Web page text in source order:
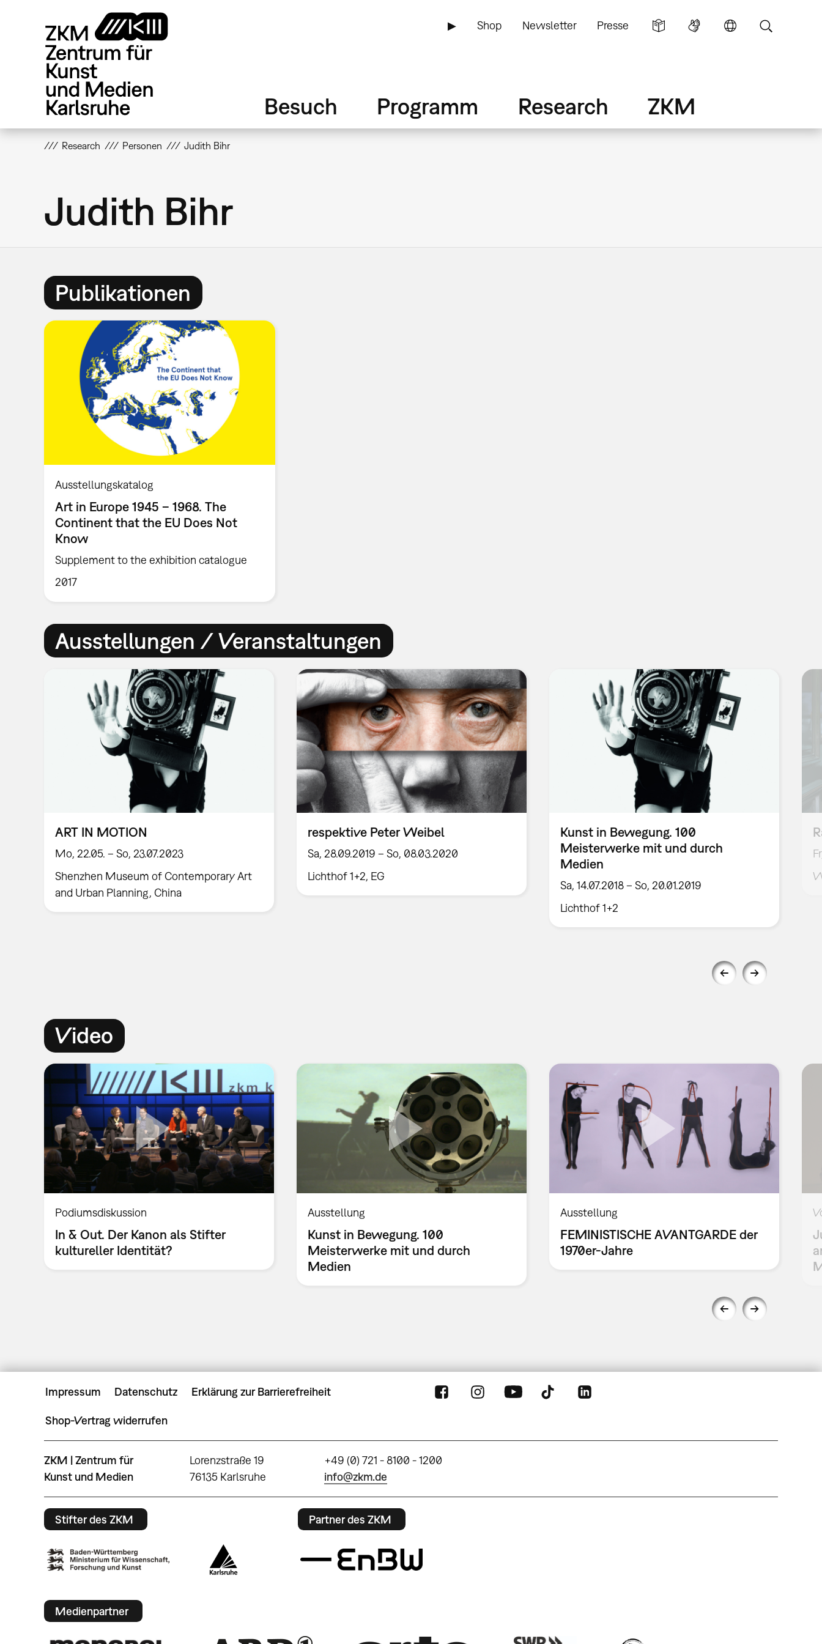
▶ Shop Newsletter Presse
Besuch Programm Research ZKM
Research Personen Judith Bihr
Judith Bihr
Publikationen
Ausstellungskatalog
Art in Europe 1945 – 1968. The
Continent that the EU Does Not
Know
Supplement to the exhibition catalogue
2017
Ausstellungen / Veranstaltungen
ART IN MOTION
Mo, 22.05. – So, 23.07.2023
Shenzhen Museum of Contemporary Art
and Urban Planning, China
respektive Peter Weibel
Sa, 28.09.2019 – So, 08.03.2020
Lichthof 1+2, EG
Kunst in Bewegung. 100
Meisterwerke mit und durch
Medien
Sa, 14.07.2018 – So, 20.01.2019
Lichthof 1+2
Video
Podiumsdiskussion
In & Out. Der Kanon als Stifter
kultureller Identität?
Ausstellung
Kunst in Bewegung. 100
Meisterwerke mit und durch
Medien
Ausstellung
FEMINISTISCHE AVANTGARDE der
1970er-Jahre
Impressum Datenschutz Erklärung zur Barrierefreiheit
Shop-Vertrag widerrufen
ZKM | Zentrum für
Kunst und Medien
Lorenzstraße 19
76135 Karlsruhe
+49 (0) 721 - 8100 - 1200
info@zkm.de
Stifter des ZKM Partner des ZKM
Medienpartner